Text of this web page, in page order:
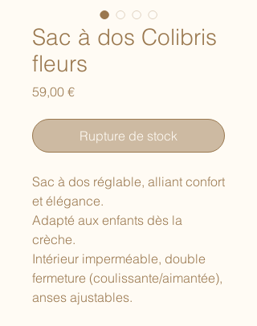
Sac à dos Colibris
fleurs
59,00 €Prix
Rupture de stock
Sac à dos réglable, alliant confort
et élégance.
Adapté aux enfants dès la
crèche.
Intérieur imperméable, double
fermeture (coulissante/aimantée),
anses ajustables.